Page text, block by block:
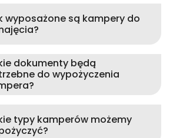
wyposażone są kampery do
dokumenty będą
do wypożyczenia
typy kamperów możemy